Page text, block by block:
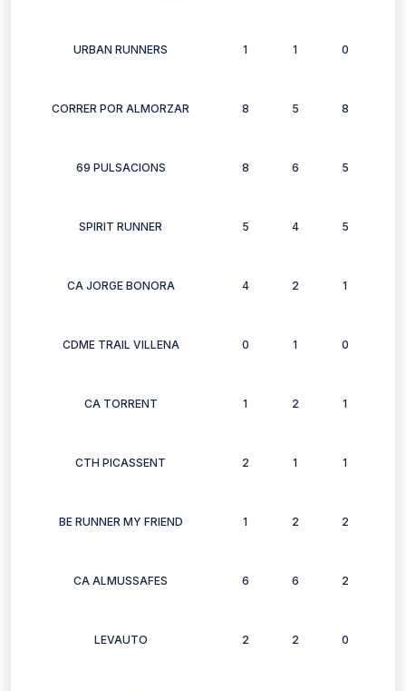
URBAN RUNNERS 1 1 0
CORRER POR ALMORZAR 8 5 8
69 PULSACIONS 8 6 5
SPIRIT RUNNER 5 4 5
CA JORGE BONORA 4 2 1
CDME TRAIL VILLENA 0 1 0
CA TORRENT 1 2 1
CTH PICASSENT 2 1 1
BE RUNNER MY FRIEND 1 2 2
CA ALMUSSAFES 6 6 2
LEVAUTO 2 2 0